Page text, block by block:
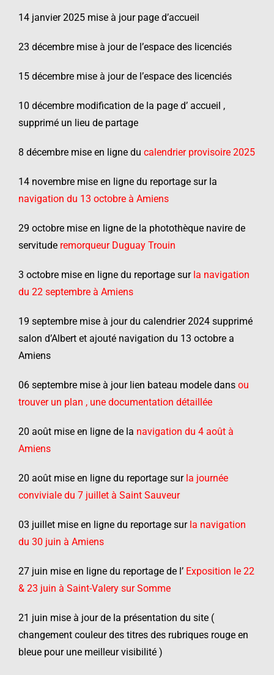
14 janvier 2025 mise à jour page d’accueil
23 décembre mise à jour de l’espace des licenciés
15 décembre mise à jour de l’espace des licenciés
10 décembre modification de la page d’ accueil ,
supprimé un lieu de partage
8 décembre mise en ligne du calendrier provisoire 2025
14 novembre mise en ligne du reportage sur la
navigation du 13 octobre à Amiens
29 octobre mise en ligne de la photothèque navire de
servitude remorqueur Duguay Trouin
3 octobre mise en ligne du reportage sur la navigation
du 22 septembre à Amiens
19 septembre mise à jour du calendrier 2024 supprimé
salon d’Albert et ajouté navigation du 13 octobre a
Amiens
06 septembre mise à jour lien bateau modele dans ou
trouver un plan , une documentation détaillée
20 août mise en ligne de la navigation du 4 août à
Amiens
20 août mise en ligne du reportage sur la journée
conviviale du 7 juillet à Saint Sauveur
03 juillet mise en ligne du reportage sur la navigation
du 30 juin à Amiens
27 juin mise en ligne du reportage de l’ Exposition le 22
& 23 juin à Saint-Valery sur Somme
21 juin mise à jour de la présentation du site (
changement couleur des titres des rubriques rouge en
bleue pour une meilleur visibilité )